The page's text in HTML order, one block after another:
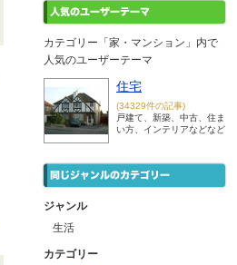
カテゴリー「家・マンション」内で
人気のユーザーテーマ
住宅
(34329件の記事)
戸建て、新築、中古、住ま
い方、インテリアなどなど
ジャンル
生活
カテゴリー